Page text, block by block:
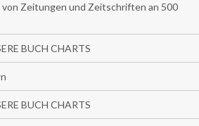
von Zeitungen und Zeitschriften an 500
BUCH CHARTS
BUCH CHARTS